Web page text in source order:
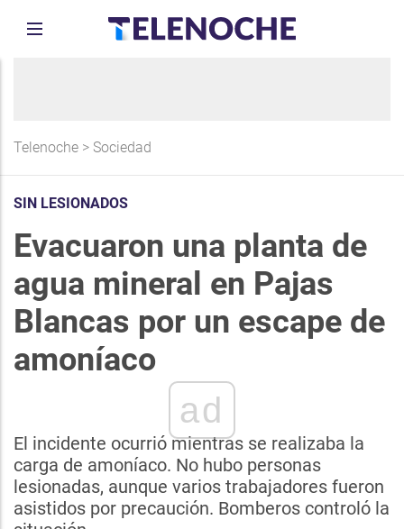
Telenoche > Sociedad
SIN LESIONADOS
Evacuaron una planta de
agua mineral en Pajas
Blancas por un escape de
amoníaco
ad
El incidente ocurrió mientras se realizaba la
carga de amoníaco. No hubo personas
lesionadas, aunque varios trabajadores fueron
asistidos por precaución. Bomberos controló la